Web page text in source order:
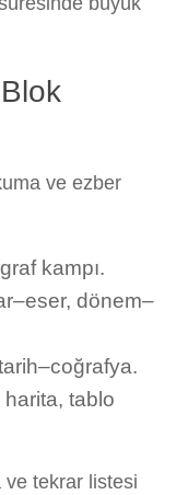
ve ezber
kampı.
dönem–
harita, tablo
ve tekrar listesi